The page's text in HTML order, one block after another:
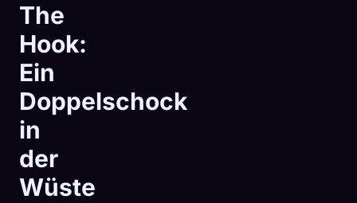
The
Hook:
Ein
Doppelschock
in
der
Wüste
Gesammelt:
Kollektion